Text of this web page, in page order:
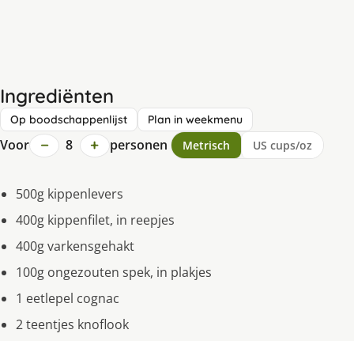
Ingrediënten
Op boodschappenlijst Plan in weekmenu
Voor − 8 + personen Metrisch US cups/oz
500g kippenlevers
400g kippenfilet, in reepjes
400g varkensgehakt
100g ongezouten spek, in plakjes
1 eetlepel cognac
2 teentjes knoflook